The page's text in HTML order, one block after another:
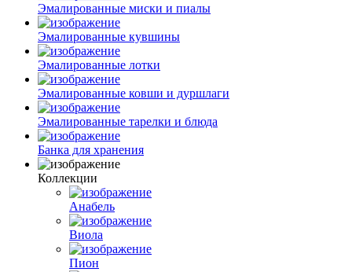
Эмалированные миски и пиалы
Эмалированные кувшины
Эмалированные лотки
Эмалированные ковши и дуршлаги
Эмалированные тарелки и блюда
Банка для хранения
Коллекции
Анабель
Виола
Пион